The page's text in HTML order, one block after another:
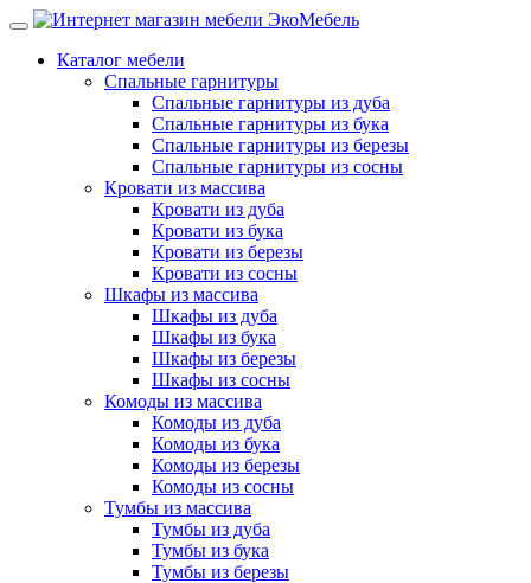
Каталог мебели
Спальные гарнитуры
Спальные гарнитуры из дуба
Спальные гарнитуры из бука
Спальные гарнитуры из березы
Спальные гарнитуры из сосны
Кровати из массива
Кровати из дуба
Кровати из бука
Кровати из березы
Кровати из сосны
Шкафы из массива
Шкафы из дуба
Шкафы из бука
Шкафы из березы
Шкафы из сосны
Комоды из массива
Комоды из дуба
Комоды из бука
Комоды из березы
Комоды из сосны
Тумбы из массива
Тумбы из дуба
Тумбы из бука
Тумбы из березы